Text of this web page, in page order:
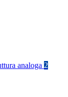
analoga 2